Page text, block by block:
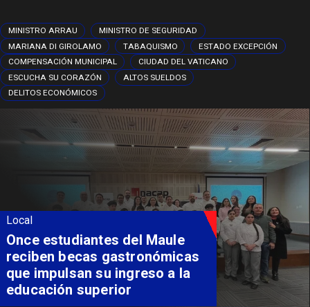
MINISTRO ARRAU
MINISTRO DE SEGURIDAD
MARIANA DI GIROLAMO
TABAQUISMO
ESTADO EXCEPCIÓN
COMPENSACIÓN MUNICIPAL
CIUDAD DEL VATICANO
ESCUCHA SU CORAZÓN
ALTOS SUELDOS
DELITOS ECONÓMICOS
Local
Álvarez-Salamanca lidera la
apuesta regional para
consolidar el Paso Pehuenche
como alternativa a Los
Libertadores